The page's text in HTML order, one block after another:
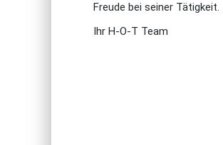
Freude bei seiner Tätigkeit.
Ihr H-O-T Team